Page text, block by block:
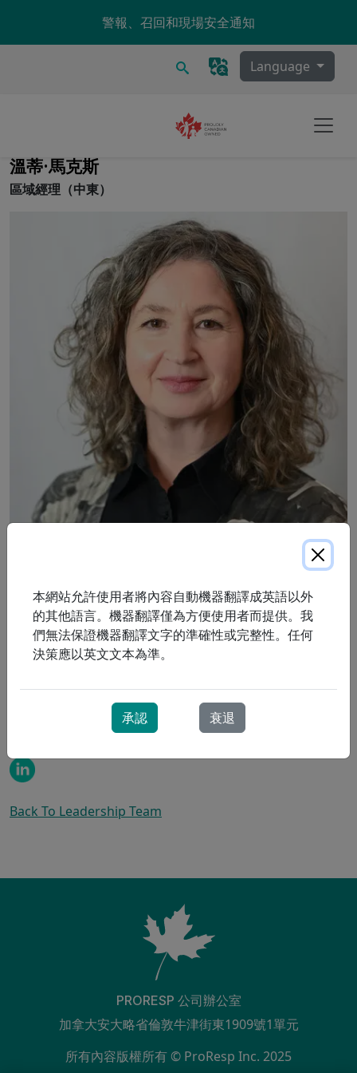
警報、召回和現場安全通知
搜尋 Language
溫蒂·馬克斯
區域經理（中東）
Wendy 領導 ProResp 的中東部地區業務，專注於關懷和倡
導患者權益，並確保 ProResp 在呼吸護理領域保持行業領先
地位。 Wendy 是一名註冊呼吸治療師 (RRT)，自 2010 年起
加入 ProResp，擁有十多年的經驗和奉獻精神。
作夥伴關係奠定基礎，同時保持我們以患者為先的護理方
Back To Leadership Team
PRORESP 公司辦公室
加拿大安大略省倫敦牛津街東1909號1單元
所有內容版權所有 © ProResp Inc. 2025
本網站允許使用者將內容自動機器翻譯成英語以外
的其他語言。機器翻譯僅為方便使用者而提供。我
們無法保證機器翻譯文字的準確性或完整性。任何
決策應以英文文本為準。
承認 衰退